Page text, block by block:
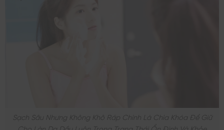
Sạch Sâu Nhưng Không Khô Ráp Chính Là Chìa Khóa Để Giữ
Cho Làn Da Dầu Luôn Trong Trạng Thái Ổn Định Và Khỏe